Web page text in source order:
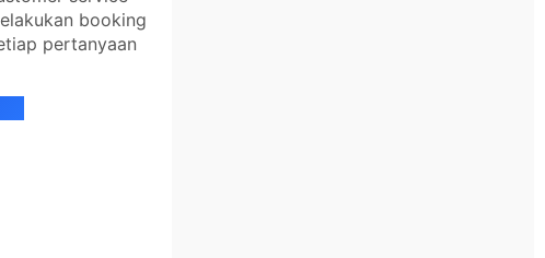
booking
pertanyaan